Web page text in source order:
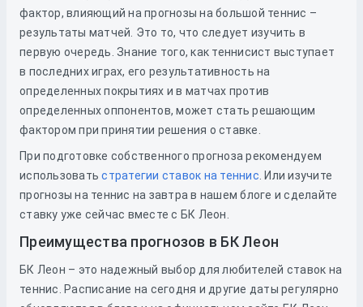
фактор, влияющий на прогнозы на большой теннис –
результаты матчей. Это то, что следует изучить в
первую очередь. Знание того, как теннисист выступает
в последних играх, его результативность на
определенных покрытиях и в матчах против
определенных оппонентов, может стать решающим
фактором при принятии решения о ставке.
При подготовке собственного прогноза рекомендуем
использоватьстратегии ставок на теннис . Или изучите
прогнозы на теннис на завтра в нашем блоге и сделайте
ставку уже сейчас вместе с БК Леон.
Преимущества прогнозов в БК Леон
БК Леон – это надежный выбор для любителей ставок на
теннис. Расписание на сегодня и другие даты регулярно